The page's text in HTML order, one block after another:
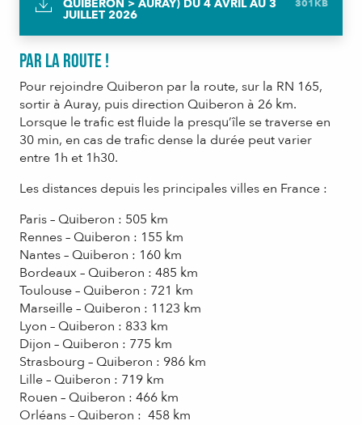
QUIBERON > AURAY) DU 4 AVRIL AU 3
JUILLET 2026
301KB
Par la route !
Pour rejoindre Quiberon par la route, sur la RN 165,
sortir à Auray, puis direction Quiberon à 26 km.
Lorsque le trafic est fluide la presqu’île se traverse en
30 min, en cas de trafic dense la durée peut varier
entre 1h et 1h30.
Les distances depuis les principales villes en France :
Paris – Quiberon : 505 km
Rennes – Quiberon : 155 km
Nantes – Quiberon : 160 km
Bordeaux – Quiberon : 485 km
Toulouse – Quiberon : 721 km
Marseille – Quiberon : 1123 km
Lyon – Quiberon : 833 km
Dijon – Quiberon : 775 km
Strasbourg – Quiberon : 986 km
Lille – Quiberon : 719 km
Rouen – Quiberon : 466 km
Orléans – Quiberon : 458 km